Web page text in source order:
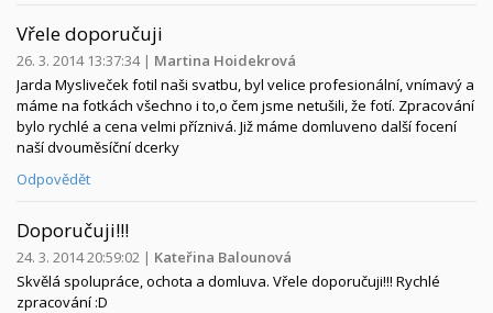
Vřele doporučuji
26. 3. 2014 13:37:34 | Martina Hoidekrová
Jarda Mysliveček fotil naši svatbu, byl velice profesionální, vnímavý a
máme na fotkách všechno i to,o čem jsme netušili, že fotí. Zpracování
bylo rychlé a cena velmi příznivá. Již máme domluveno další focení
naší dvouměsíční dcerky
Odpovědět
Doporučuji!!!
24. 3. 2014 20:59:02 | Kateřina Balounová
Skvělá spolupráce, ochota a domluva. Vřele doporučuji!!! Rychlé
zpracování :D